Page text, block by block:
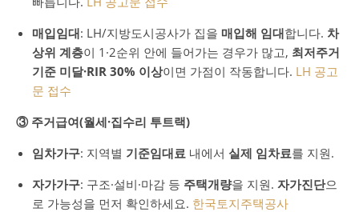
매입임대: LH/지방도시공사가 집을 매입해 임대합니다. 차
상위 계층이 1·2순위 안에 들어가는 경우가 많고, 최저주거
기준 미달·RIR 30% 이상이면 가점이 작동합니다. LH 공고
문 접수
③ 주거급여(월세·집수리 투트랙)
임차가구: 지역별 기준임대료 내에서 실제 임차료를 지원.
자가가구: 구조·설비·마감 등 주택개량을 지원. 자가진단으
로 가능성을 먼저 확인하세요. 한국토지주택공사